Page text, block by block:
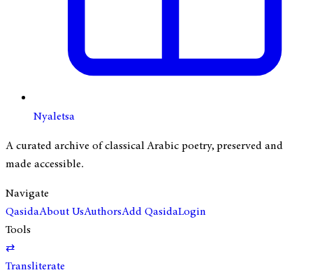
Nyaletsa
A curated archive of classical Arabic poetry, preserved and
made accessible.
Navigate
QasidaAbout UsAuthorsAdd QasidaLogin
Tools
⇄
Transliterate